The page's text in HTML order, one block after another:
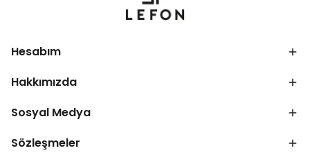
Hesabım
Hakkımızda
Sosyal Medya
Sözleşmeler